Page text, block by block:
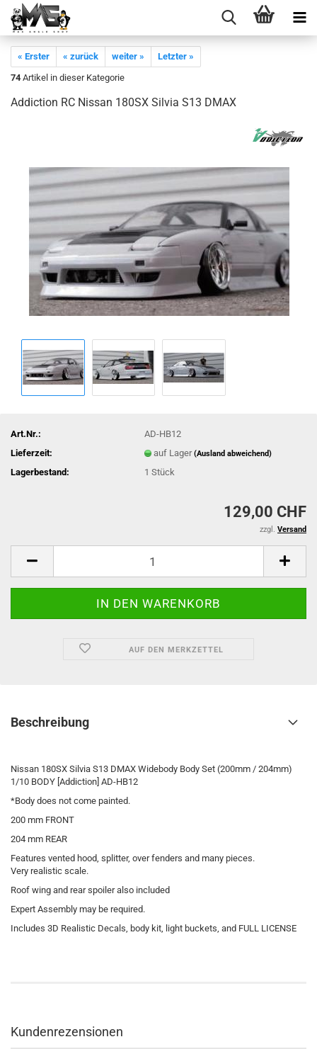
« Erster « zurück weiter »
Letzter »
74 Artikel in dieser Kategorie
Addiction RC Nissan 180SX Silvia S13 DMAX
Art.Nr.:
AD-HB12
Lieferzeit:
auf Lager(Ausland abweichend)
Lagerbestand: 1Stück
129,00 CHF
zzgl. Versand
AUF DEN MERKZETTEL
Beschreibung
Nissan 180SX Silvia S13 DMAX Widebody Body Set (200mm / 204mm)
1/10 BODY [Addiction] AD-HB12
*Body does not come painted.
200 mm FRONT
204 mm REAR
Features vented hood, splitter, over fenders and many pieces.
Very realistic scale.
Roof wing and rear spoiler also included
Expert Assembly may be required.
Includes 3D Realistic Decals, body kit, light buckets, and FULL LICENSE
Kundenrezensionen